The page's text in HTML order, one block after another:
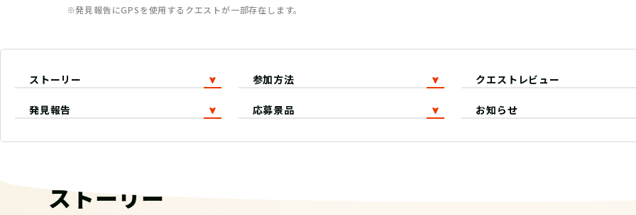
※発見報告にGPSを使用するクエストが一部存在します。
ストーリー 参加方法 クエストレビュー
発見報告 応募景品 お知らせ
ストーリー